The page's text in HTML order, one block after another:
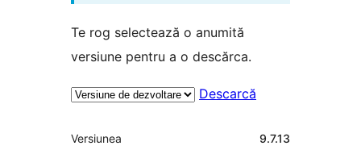
Te rog selectează o anumită
versiune pentru a o descărca.
Descarcă
Meta
Versiunea 9.7.13